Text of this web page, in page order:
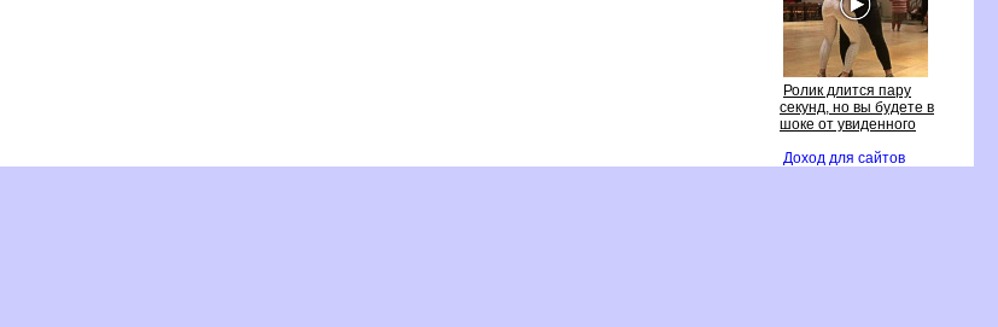
Ролик длится пару
секунд, но вы будете
шоке от увиденного
Доход для сайто